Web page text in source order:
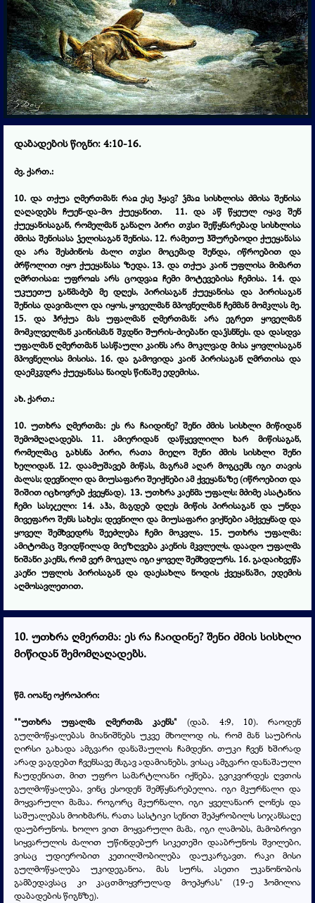
დაბადების წიგნი: 4:10-16.
ძვ. ქართ.:
10. და თქუა ღმერთმან: რაჲ ესე ჰყავ? ჴმაჲ სისხლისა ძმისა შენისა
ღაღადებს ჩუენ-და-მო ქუეყანით. 11. და აწ წყეულ იყავ შენ
ქუეყანისაგან, რომელმან განაღო პირი თჳსი შეწყნარებად სისხლისა
ძმისა შენისასა ჴელისაგან შენისა. 12. რამეთუ ჰშურებოდი ქუეყანასა
და არა შესძინოს ძალი თჳსი მოცემად შენდა, იწროებით და
ძრწოლით იყო ქუეყანასა ზედა. 13. და თქუა კაინ უფლისა მიმართ
ღმრთისაჲ: უფროჲს არს ცოდვაჲ ჩემი მოტევებისა ჩემისა. 14. და
უკუეთუ განმაძებ მე დღეს, პირისაგან ქუეყანისა და პირისაგან
შენისა დავიმალო და იყოს, ყოველმან მპოვნელმან ჩემმან მომკლას მე.
15. და ჰრქუა მას უფალმან ღმერთმან: არა ეგრეთ ყოველმან
მომკლველმან კაინისმან შჳდნი შურის-ძიებანი დაჴსნნეს. და დასდვა
უფალმან ღმერთმან სასწაული კაინს არა მოკლვად მისა ყოვლისაგან
მპოვნელისა მისისა. 16. და გამოვიდა კაინ პირისაგან ღმრთისა და
დაემკჳდრა ქუეყანასა ნაიდს წინაშე ედემისა.
ახ. ქართ.:
10. უთხრა ღმერთმა: ეს რა ჩაიდინე? შენი ძმის სისხლი მიწიდან
შემომღაღადებს. 11. ამიერიდან დაწყევლილი ხარ მიწისაგან,
რომელმაც გახსნა პირი, რათა მიეღო შენი ძმის სისხლი შენი
ხელიდან. 12. დაამუშავებ მიწას, მაგრამ აღარ მოგცემს იგი თავის
ძალას; დევნილი და მიუსაფარი შეიქნები ამ ქვეყანაზე (იწროებით და
შიშით იცხოვრებ ქვეყნად). 13. უთხრა კაენმა უფალს: მძიმე ასატანია
ჩემი სასჯელი: 14. აჰა, მაგდებ დღეს მიწის პირისაგან და უნდა
მივეფარო შენს სახეს; დევნილი და მიუსაფარი ვიქნები ამქვეყნად და
ყოველ შემხვედრს შეეძლება ჩემი მოკვლა. 15. უთხრა უფალმა:
ამიტომაც შვიდწილად მიეზღვება კაენის მკვლელს. დაადო უფალმა
ნიშანი კაენს, რომ ვერ მოეკლა იგი ყოველ შემხვდურს. 16. გადაიხვეწა
კაენი უფლის პირისაგან და დაესახლა ნოდის ქვეყანაში, ედემის
აღმოსავლეთით.
10. უთხრა ღმერთმა: ეს რა ჩაიდინე? შენი ძმის სისხლი
მიწიდან შემომღაღადებს.
წმ. იოანე ოქროპირი:
""უთხრა უფალმა ღმერთმა კაენს"(დაბ. 4:9, 10). რაოდენ
გულმოწყალებას მიანიშნებს უკვე მხოლოდ ის, რომ მან საუბრის
ღირსი გახადა ამგვარი დანაშაულის ჩამდენი. თუკი ჩვენ ხშირად
არად ვაგდებთ ჩვენსავე მსგავ ადამიანებს, ვისაც ამგვარი დანაშაული
ჩაუდენიათ, მით უფრო სამარტლიანი იქნება, გვიკვირდეს ღვთის
გულმოწყალება, ვინც ესოდენ შემწყნარებელია. იგი მკურნალი და
მოყვარული მამაა. როგორც მკურნალი, იგი ყველანაირ ღონეს და
საშუალებას მოიხმარს, რათა სასტიკი სენით შეპყრობილს სიჯანსაღე
დაუბრუნოს. ხოლო ვით მოყვარული მამა, იგი ლამობს, მამობრივი
სიყვარულის ძალით უწინდებურ სიკეთეში დააბრუნოს შვილები,
ვისაც უდიერობით კეთილშობილება დაუკარგავთ. რაკი მისი
გულმოწყალება უკიდეგანოა, მას სურს, ასეთი უკანონობის
გამბედავსაც კი კაცთმოყვრულად მოეპყრას" (19-ე ჰომილია
დაბადების წიგნზე).